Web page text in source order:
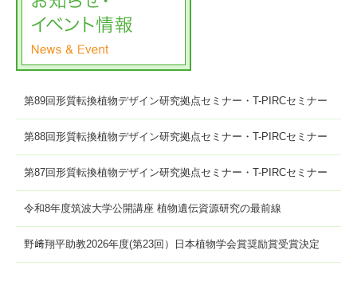
第89回形質転換植物デザイン研究拠点セミナー・T-PIRCセミナー
第88回形質転換植物デザイン研究拠点セミナー・T-PIRCセミナー
第87回形質転換植物デザイン研究拠点セミナー・T-PIRCセミナー
令和8年度筑波大学公開講座 植物遺伝資源研究の最前線
野﨑翔平助教2026年度(第23回）日本植物学会賞奨励賞受賞決定